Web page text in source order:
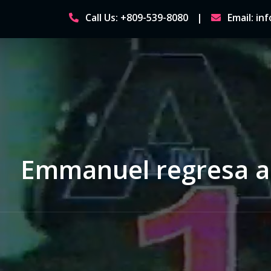
content
Call Us: +809-539-8080 Email:
Emmanuel regresa